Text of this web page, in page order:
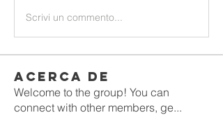
Scrivi un commento...
Acerca de
Welcome to the group! You can
connect with other members, ge...